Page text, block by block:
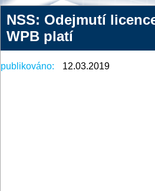
NSS: Odejmutí
WPB platí
publikováno: 12.03.2019